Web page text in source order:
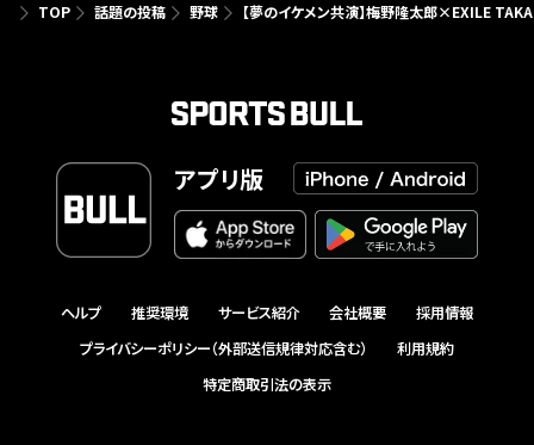
TOP 話題の投稿 野球 【夢のイケメン共演】梅野隆太郎×EXILE
アプリ版
ヘルプ 推奨環境 サービス紹介 会社概要
採用情報
プライバシーポリシー（外部送信規律対応含む）
利用規約
特定商取引法の表示